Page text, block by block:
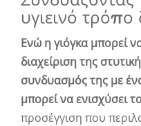
υγιεινό τρόπο
Ενώ η γιόγκα μπορεί
διαχείριση της
συνδυασμός της με
μπορεί να ενισχύσει
προσέγγιση που